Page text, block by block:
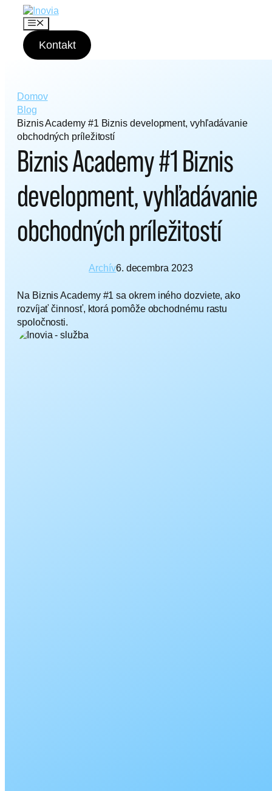
M
e
n
u
Kontakt
Domov
Blog
Biznis Academy #1 Biznis development, vyhľadávanie
obchodných príležitostí
Biznis Academy #1 Biznis
development, vyhľadávanie
obchodných príležitostí
Archív6. decembra 2023
Na Biznis Academy #1 sa okrem iného dozviete, ako
rozvíjať činnosť, ktorá pomôže obchodnému rastu
spoločnosti.